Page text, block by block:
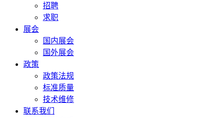
招聘
求职
展会
国内展会
国外展会
政策
政策法规
标准质量
技术维修
联系我们